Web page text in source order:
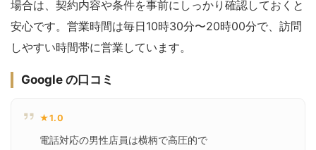
場合は、契約内容や条件を事前にしっかり確認しておくと
安心です。営業時間は毎日10時30分〜20時00分で、訪問
しやすい時間帯に営業しています。
Google の口コミ
★1.0
電話対応の男性店員は横柄で高圧的で